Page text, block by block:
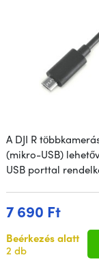
A DJI R
(mikro-USB)
USB porttal
7 690 Ft
Beérkezés alatt
2 db